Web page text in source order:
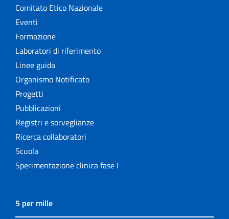
Comitato Etico Nazionale
Eventi
Formazione
Laboratori di riferimento
Linee guida
Organismo Notificato
Progetti
Pubblicazioni
Registri e sorveglianze
Ricerca collaboratori
Scuola
Sperimentazione clinica fase I
5 per mille